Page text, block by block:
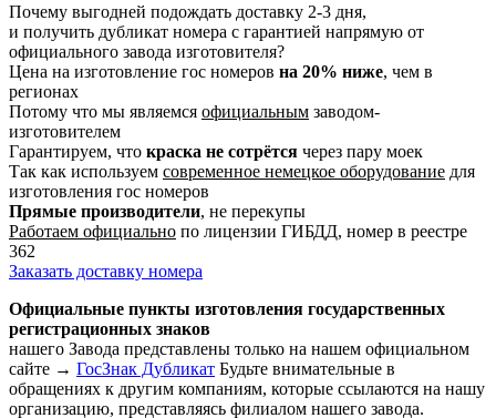
Почему выгодней подождать доставку 2-3 дня,
и получить дубликат номера с гарантией напрямую от
официального завода изготовителя?
Цена на изготовление гос номеров на 20% ниже, чем в
регионах
Потому что мы являемся официальным заводом-
изготовителем
Гарантируем, что краска не сотрётся через пару моек
Так как используем современное немецкое оборудование для
изготовления гос номеров
Прямые производители, не перекупы
Работаем официально по лицензии ГИБДД, номер в реестре
362
Заказать доставку номера
Официальные пункты изготовления государственных
регистрационных знаков
нашего Завода представлены только на нашем официальном
сайте → ГосЗнак Дубликат Будьте внимательные в
обращениях к другим компаниям, которые ссылаются на нашу
организацию, представляясь филиалом нашего завода.